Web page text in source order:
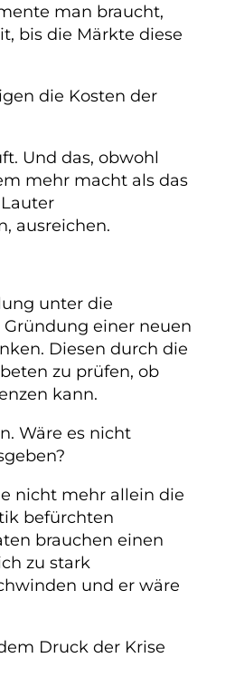
man braucht,
bis die Märkte diese
die Kosten der
Und das, obwohl
mehr macht als das
ausreichen.
unter die
einer neuen
Diesen durch die
zu prüfen, ob
kann.
Wäre es nicht
nicht mehr allein die
befürchten
brauchen einen
zu stark
und er wäre
Druck der Krise